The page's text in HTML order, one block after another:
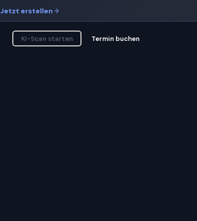
Jetzt erstellen
KI-Scan starten Termin buchen